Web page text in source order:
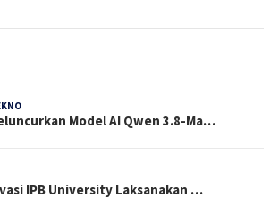
Model AI Qwen 3.8-Ma…
IPB University Laksanakan …